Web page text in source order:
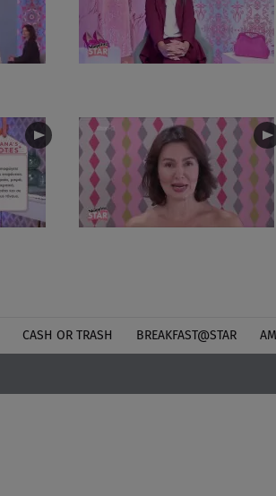
CASH OR TRASH BREAKFAST@STAR